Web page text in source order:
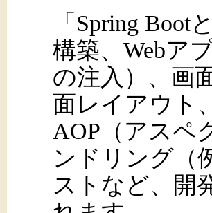
「Spring
構築、Webア
の注入）、画
面レイアウト
AOP（アスペ
ンドリング（
ストなど、開